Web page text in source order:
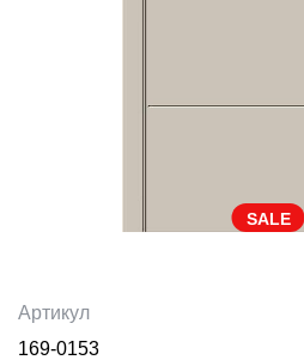
SALE
Артикул
169-0153